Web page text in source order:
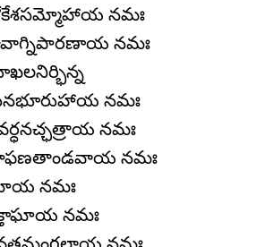
నమః
నమః
నమః
నమః
నమః
నమః
నమః